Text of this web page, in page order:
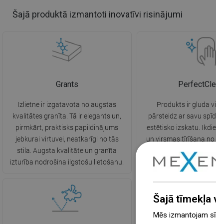
Šajā produktā izmantoti inovatīvi risinājumi
Grants
Izlietne ir izgatavota no augstas
kvalitātes granīta. Tā ir elegants un,
pirmkārt, praktisks papildinājums
jebkurai virtuvei, neatkarīgi no tās
stila. Augsta kvalitāte un granīta
izturība nodrošina ilgstošu lietošanu.
Produkts ir gluda
pārsteidz ar savu
estētisko izskatu.
un virsmas tīrīšana
daudz vieglāka un
mazgāšanas
Šajā tīmekļa
Mēs izmantojam